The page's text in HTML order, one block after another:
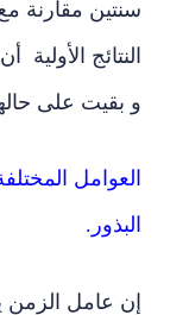
مقارنة مع
الأولية أن
على حالها % 100 (الصورة رقم 2).
المختلفة و
عامل الزمن